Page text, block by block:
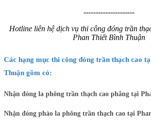
---------------------
Hotline liên hệ dịch vụ thi công đóng trần
Phan Thiết Bình Thuận
Các hạng mục thi công đóng trần thạch cao
Thuận gồm có:
Nhận đóng la phông trần thạch cao phẳng tại
Nhận đóng phào la phông trần thạch cao tại